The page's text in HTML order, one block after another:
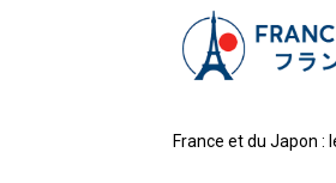
France et du Japon :